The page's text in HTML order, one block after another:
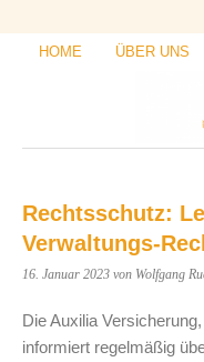
HOME ÜBER UNS
Rechtsschutz:
Verwaltungs-
16. Januar 2023 von Wolfgang
Die Auxilia
informiert regelmäßig